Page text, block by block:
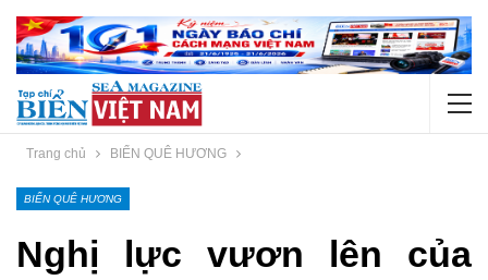
Trang chủ BIỂN QUÊ HƯƠNG
BIỂN QUÊ HƯƠNG
Nghị lực vươn lên của